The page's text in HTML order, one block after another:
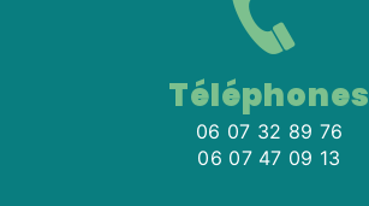
Téléphones
06 07 32 89 76
06 07 47 09 13